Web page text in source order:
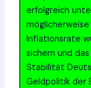
erfolgreich
Inflationsrate
sichern und
Stabilität
Geldpolitik der